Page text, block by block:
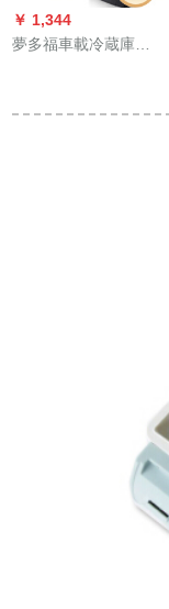
￥ 1,344
夢多福車載冷蔵庫ミ
V/220 V冷凍移動小冷